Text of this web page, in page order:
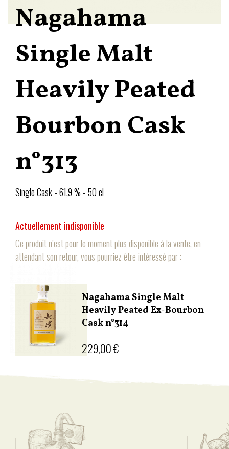
Nagahama
Single Malt
Heavily Peated
Bourbon Cask
n°313
Single Cask - 61,9 % - 50 cl
Actuellement indisponible
Ce produit n’est pour le moment plus disponible à la vente, en
attendant son retour, vous pourriez être intéressé par :
Nagahama Single Malt
Heavily Peated Ex-Bourbon
Cask n°314
229,00 €